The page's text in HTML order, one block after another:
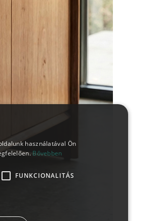
használatával Ön
Bővebben
FUNKCIONALITÁS